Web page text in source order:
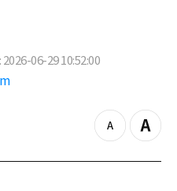
2026-06-29 10:52:00
z
o
Z
o